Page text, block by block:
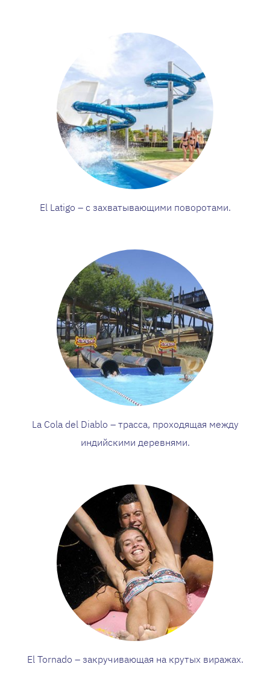
El Latigo – с захватывающими поворотами.
La Cola del Diablo – трасса, проходящая между
индийскими деревнями.
El Tornado – закручивающая на крутых виражах.